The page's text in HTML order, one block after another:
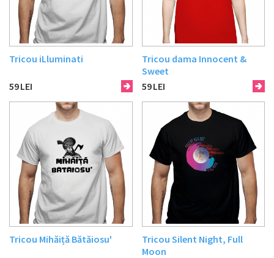
Tricou iLluminati
59LEI
Tricou dama Innocent &
Sweet
59LEI
Tricou Mihăiță Bătăiosu'
Tricou Silent Night, Full
Moon